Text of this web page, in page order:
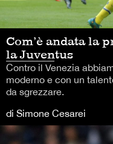
Com’è andata la
la Juventus
Contro il Venezia
moderno e con un
da sgrezzare.
di Simone Cesarei